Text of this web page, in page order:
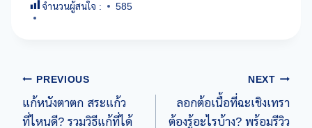
จำนวนผู้สนใจ : 585
Post
navigation
PREVIOUS
แก้หนังตาตก สระแก้ว
ที่ไหนดี? รวมวิธีแก้ที่ได้
NEXT
ลอกต้อเนื้อที่ฉะเชิงเทรา
ต้องรู้อะไรบ้าง? พร้อมรีวิว